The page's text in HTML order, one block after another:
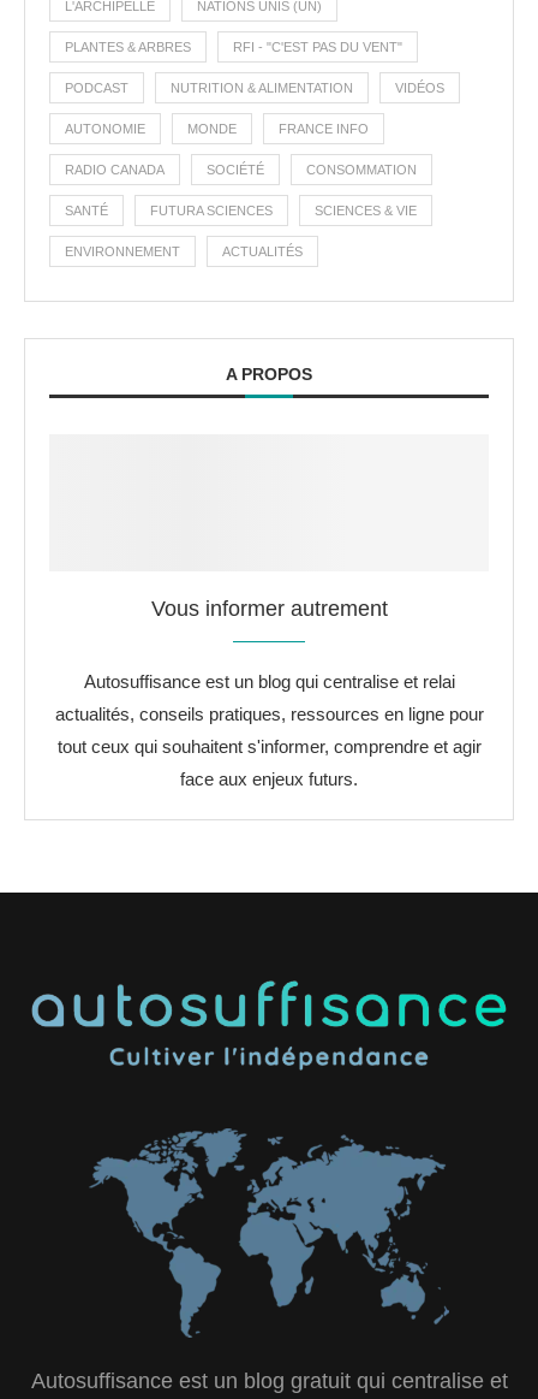
L'ARCHIPELLE NATIONS UNIS (UN)
PLANTES & ARBRES RFI - "C'EST PAS DU VENT"
PODCAST NUTRITION & ALIMENTATION VIDÉOS
AUTONOMIE MONDE FRANCE INFO
RADIO CANADA SOCIÉTÉ CONSOMMATION
SANTÉ FUTURA SCIENCES SCIENCES & VIE
ENVIRONNEMENT ACTUALITÉS
A PROPOS
Vous informer autrement
Autosuffisance est un blog qui centralise et relai
actualités, conseils pratiques, ressources en ligne pour
tout ceux qui souhaitent s'informer, comprendre et agir
face aux enjeux futurs.
Autosuffisance est un blog gratuit qui centralise et